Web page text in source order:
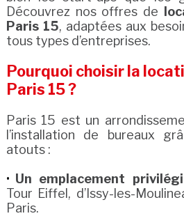
Découvrez nos offres de
Paris 15, adaptées aux
tous types d’entreprises.
Pourquoi choisir la
Paris 15 ?
Paris 15 est un
l’installation de bureaux
atouts :
Un emplacement
Tour Eiffel, d’Issy-les-
Paris.